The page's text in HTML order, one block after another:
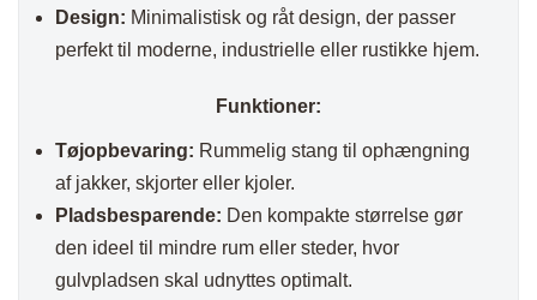
Design: Minimalistisk og råt design, der passer
perfekt til moderne, industrielle eller rustikke hjem.
Funktioner:
Tøjopbevaring: Rummelig stang til ophængning
af jakker, skjorter eller kjoler.
Pladsbesparende: Den kompakte størrelse gør
den ideel til mindre rum eller steder, hvor
gulvpladsen skal udnyttes optimalt.